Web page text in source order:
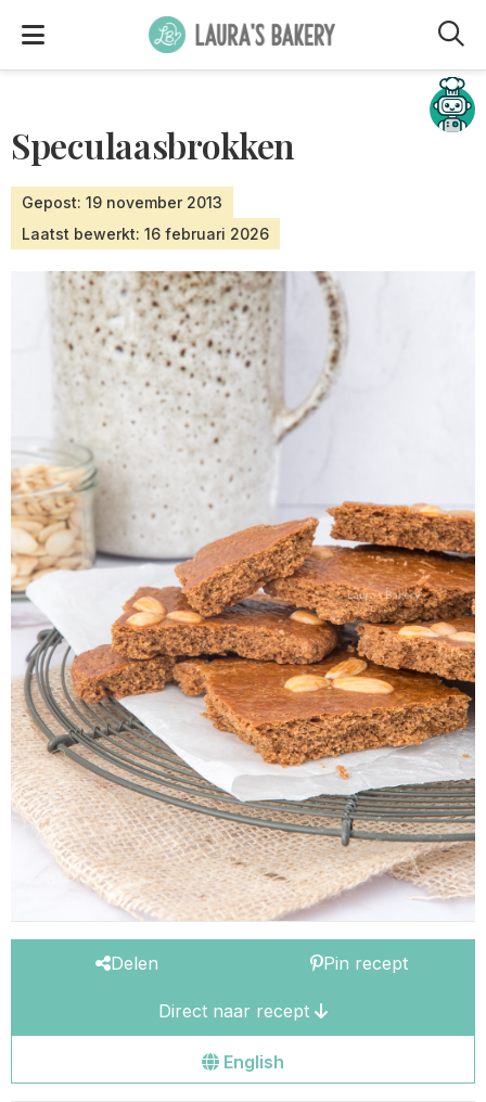
Speculaasbrokken
Gepost: 19 november 2013
Laatst bewerkt: 16 februari 2026
Delen Pin recept
English
Direct naar recept